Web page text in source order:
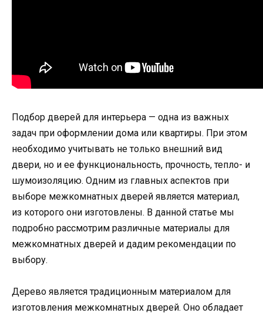
Подбор дверей для интерьера — одна из важных
задач при оформлении дома или квартиры. При этом
необходимо учитывать не только внешний вид
двери, но и ее функциональность, прочность, тепло- и
шумоизоляцию. Одним из главных аспектов при
выборе межкомнатных дверей является материал,
из которого они изготовлены. В данной статье мы
подробно рассмотрим различные материалы для
межкомнатных дверей и дадим рекомендации по
выбору.
Дерево является традиционным материалом для
изготовления межкомнатных дверей. Оно обладает